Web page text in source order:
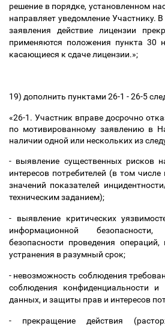
решение в порядке, установленном
направляет уведомление Участнику.
заявления действие лицензии
применяются положения пункта 30
касающиеся к сдаче лицензии.»;
19) дополнить пунктами 26-1 - 26-5
«26-1. Участник вправе досрочно
по мотивированному заявлению в
наличии одной или нескольких из
- выявление существенных рисков
интересов потребителей (в том
значений показателей
техническим заданием);
- выявление критических
информационной
безопасности проведения
устранения в разумный срок;
- невозможность соблюдения
соблюдения конфиденциальности
данных, и защиты прав и интересов
- прекращение действия